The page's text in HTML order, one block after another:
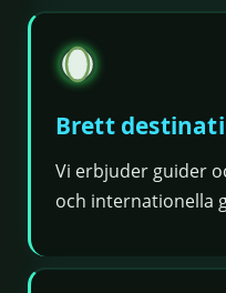
Brett
Vi erbjuder guider
och internationella